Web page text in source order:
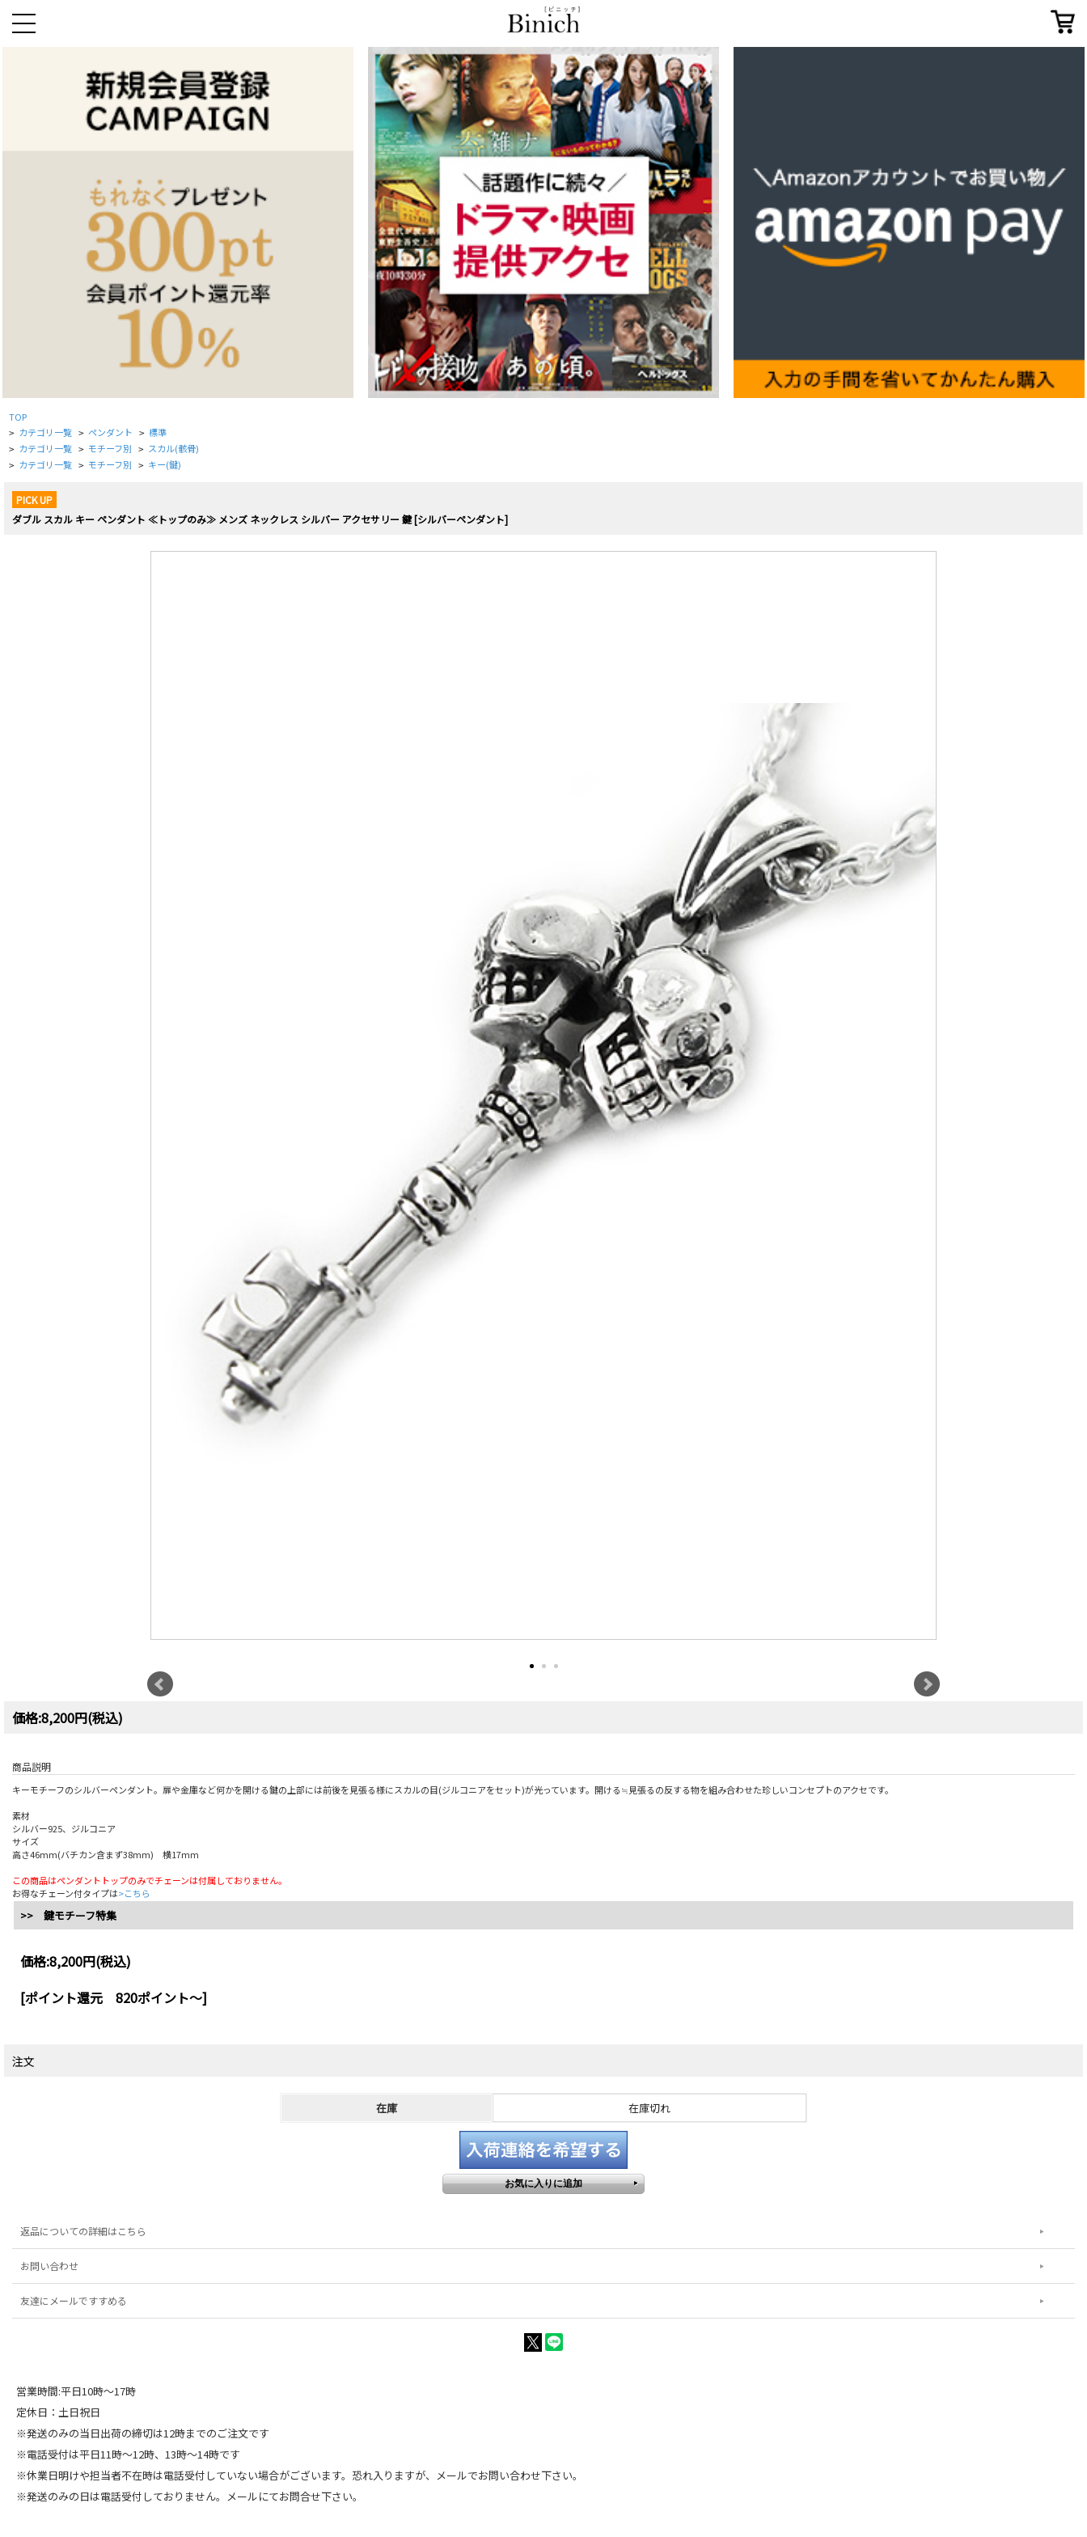
TOP
> カテゴリ一覧 > ペンダント > 標準
> カテゴリ一覧 > モチーフ別 > スカル(骸骨)
> カテゴリ一覧 > モチーフ別 > キー(鍵)
PICK UP
ダブル スカル キー ペンダント ≪トップのみ≫ メンズ ネックレス シルバー アクセサリー 鍵 [シルバーペンダント]
価格:8,200円(税込)
商品説明
キーモチーフのシルバーペンダント。扉や金庫など何かを開ける鍵の上部には前後を見張る様にスカルの目(ジルコニアをセット)が光っています。開ける≒見張るの反する物を組み合わせた珍しいコンセプトのアクセです。
素材
シルバー925、ジルコニア
サイズ
高さ46mm(バチカン含まず38mm) 横17mm
この商品はペンダントトップのみでチェーンは付属しておりません。
お得なチェーン付タイプは>こちら
>> 鍵モチーフ特集
価格:8,200円(税込)
[ポイント還元 820ポイント～]
注文
在庫 在庫切れ
返品についての詳細はこちら
お問い合わせ
友達にメールですすめる
営業時間:平日10時～17時
定休日：土日祝日
※発送のみの当日出荷の締切は12時までのご注文です
※電話受付は平日11時～12時、13時～14時です
※休業日明けや担当者不在時は電話受付していない場合がございます。恐れ入りますが、メールでお問い合わせ下さい。
※発送のみの日は電話受付しておりません。メールにてお問合せ下さい。